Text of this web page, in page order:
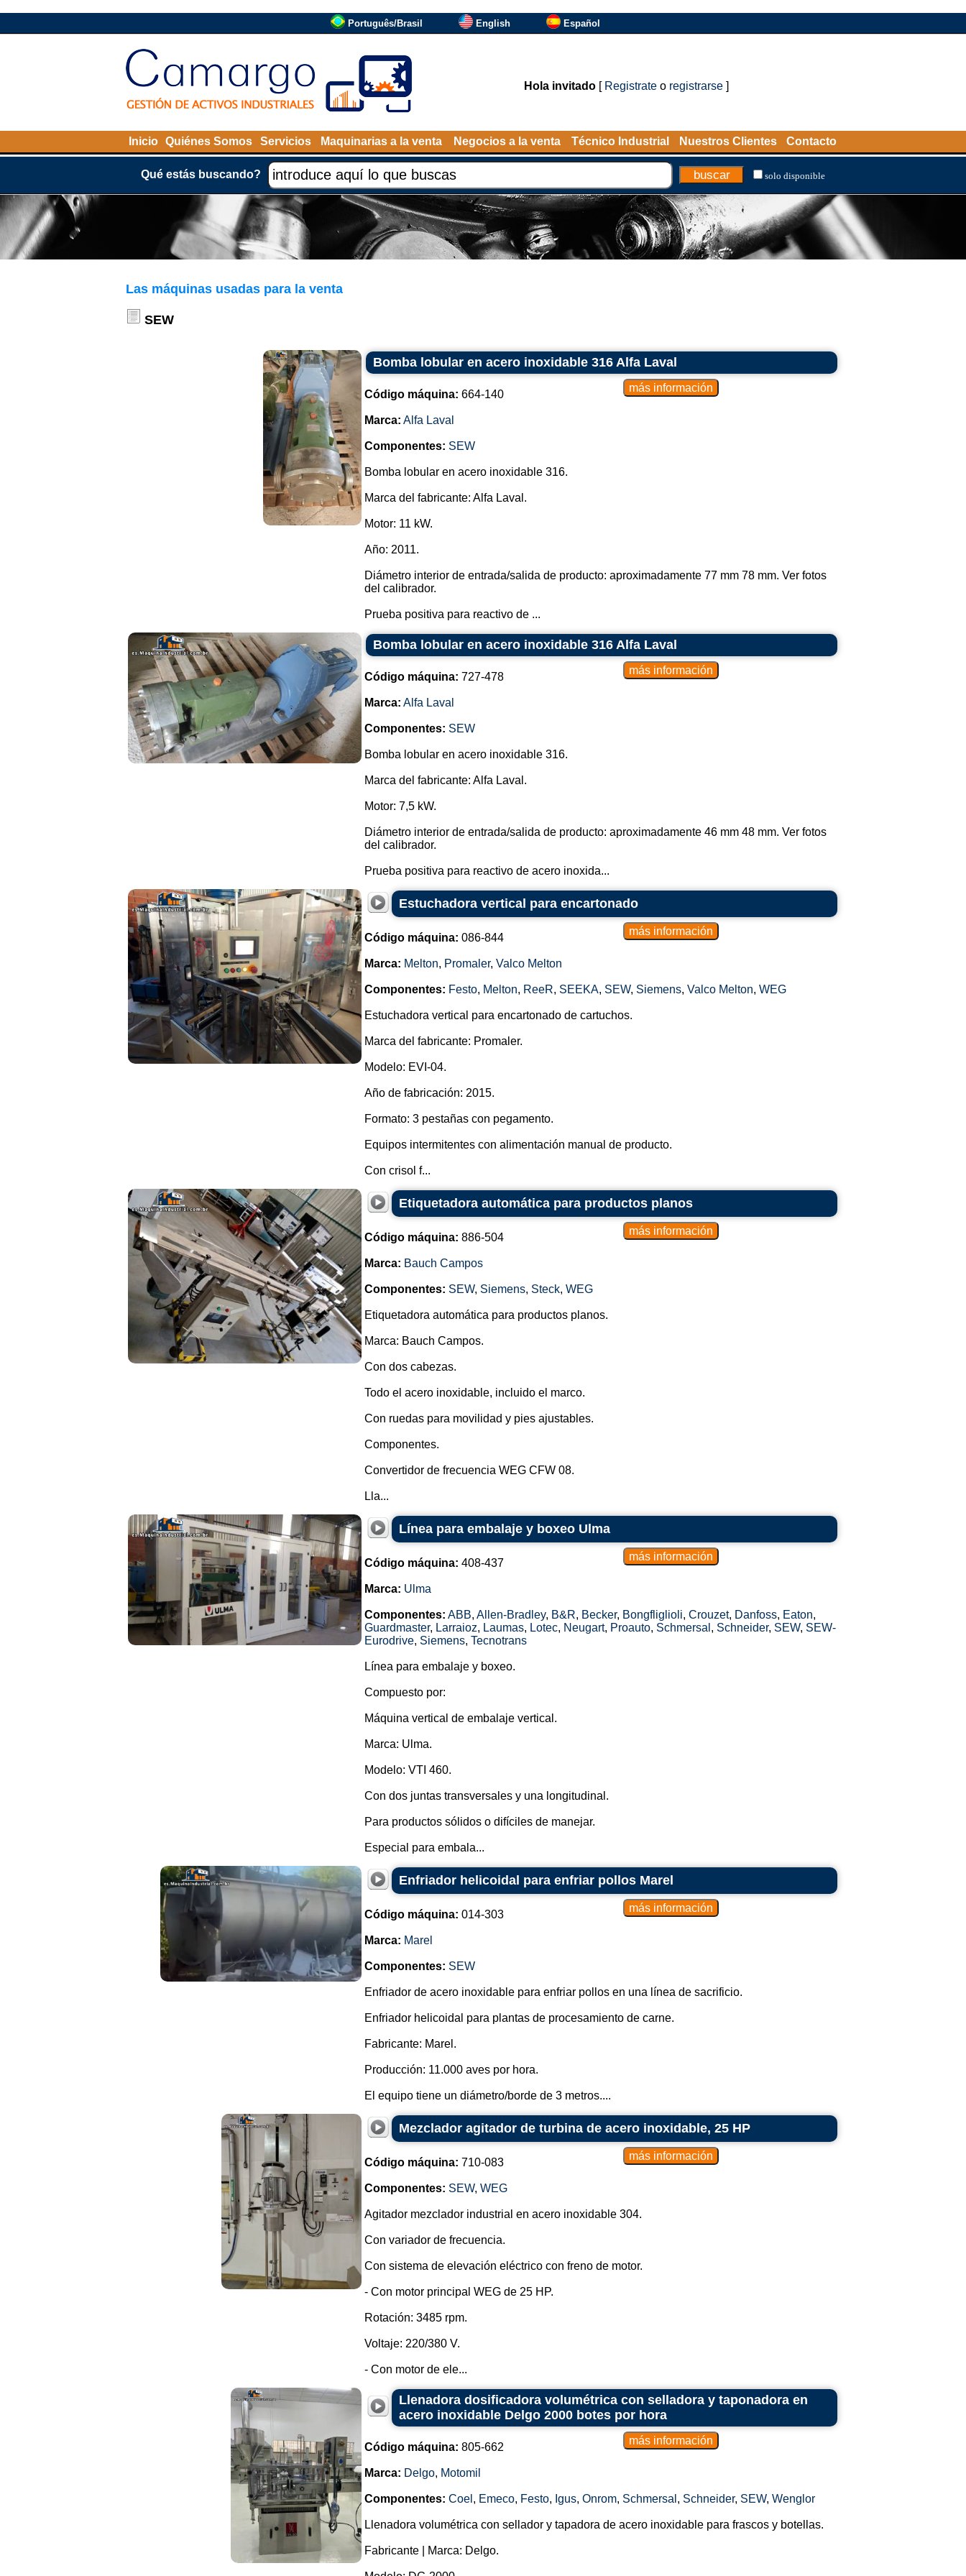
Português/Brasil English Español
Hola invitado[ Registrateo registrarse]
Inicio Quiénes Somos Servicios Maquinarias a la venta Negocios a la venta Técnico Industrial Nuestros Clientes Contacto
Qué estás buscando? solo disponible
Las máquinas usadas para la venta
SEW
Bomba lobular en acero inoxidable 316 Alfa Laval
Código máquina: 664-140
Marca: Alfa Laval
Componentes: SEW
Bomba lobular en acero inoxidable 316.
Marca del fabricante: Alfa Laval.
Motor: 11 kW.
Año: 2011.
Diámetro interior de entrada/salida de producto: aproximadamente 77 mm 78 mm. Ver fotos
del calibrador.
Prueba positiva para reactivo de ...
Bomba lobular en acero inoxidable 316 Alfa Laval
Código máquina: 727-478
Marca: Alfa Laval
Componentes: SEW
Bomba lobular en acero inoxidable 316.
Marca del fabricante: Alfa Laval.
Motor: 7,5 kW.
Diámetro interior de entrada/salida de producto: aproximadamente 46 mm 48 mm. Ver fotos
del calibrador.
Prueba positiva para reactivo de acero inoxida...
Estuchadora vertical para encartonado
Código máquina: 086-844
Marca: Melton, Promaler, Valco Melton
Componentes: Festo, Melton, ReeR, SEEKA, SEW, Siemens, Valco Melton, WEG
Estuchadora vertical para encartonado de cartuchos.
Marca del fabricante: Promaler.
Modelo: EVI-04.
Año de fabricación: 2015.
Formato: 3 pestañas con pegamento.
Equipos intermitentes con alimentación manual de producto.
Con crisol f...
Etiquetadora automática para productos planos
Código máquina: 886-504
Marca: Bauch Campos
Componentes: SEW, Siemens, Steck, WEG
Etiquetadora automática para productos planos.
Marca: Bauch Campos.
Con dos cabezas.
Todo el acero inoxidable, incluido el marco.
Con ruedas para movilidad y pies ajustables.
Componentes.
Convertidor de frecuencia WEG CFW 08.
Lla...
Línea para embalaje y boxeo Ulma
Código máquina: 408-437
Marca: Ulma
Componentes: ABB, Allen-Bradley, B&R, Becker, Bongfliglioli, Crouzet, Danfoss, Eaton,
Guardmaster, Larraioz, Laumas, Lotec, Neugart, Proauto, Schmersal , Schneider, SEW, SEW-
Eurodrive, Siemens, Tecnotrans
Línea para embalaje y boxeo.
Compuesto por:
Máquina vertical de embalaje vertical.
Marca: Ulma.
Modelo: VTI 460.
Con dos juntas transversales y una longitudinal.
Para productos sólidos o difíciles de manejar.
Especial para embala...
Enfriador helicoidal para enfriar pollos Marel
Código máquina: 014-303
Marca: Marel
Componentes: SEW
Enfriador de acero inoxidable para enfriar pollos en una línea de sacrificio.
Enfriador helicoidal para plantas de procesamiento de carne.
Fabricante: Marel.
Producción: 11.000 aves por hora.
El equipo tiene un diámetro/borde de 3 metros....
Mezclador agitador de turbina de acero inoxidable, 25 HP
Código máquina: 710-083
Componentes: SEW, WEG
Agitador mezclador industrial en acero inoxidable 304.
Con variador de frecuencia.
Con sistema de elevación eléctrico con freno de motor.
- Con motor principal WEG de 25 HP.
Rotación: 3485 rpm.
Voltaje: 220/380 V.
- Con motor de ele...
Llenadora dosificadora volumétrica con selladora y taponadora en
acero inoxidable Delgo 2000 botes por hora
Código máquina: 805-662
Marca: Delgo, Motomil
Componentes: Coel , Emeco, Festo, Igus, Onrom, Schmersal , Schneider, SEW, Wenglor
Llenadora volumétrica con sellador y tapadora de acero inoxidable para frascos y botellas.
Fabricante | Marca: Delgo.